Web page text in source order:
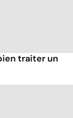
traiter un